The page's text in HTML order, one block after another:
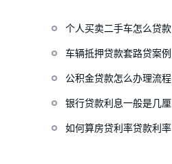
个人买卖二手车怎么贷款
车辆抵押贷款套路贷案例
公积金贷款怎么办理流程
银行贷款利息一般是几厘
如何算房贷利率贷款利率